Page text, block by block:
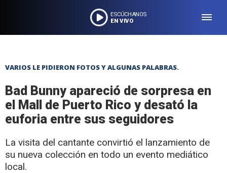
ESCÚCHANOS
EN VIVO
VARIOS LE PIDIERON FOTOS Y ALGUNAS PALABRAS.
Bad Bunny apareció de sorpresa en
el Mall de Puerto Rico y desató la
euforia entre sus seguidores
La visita del cantante convirtió el lanzamiento de
su nueva colección en todo un evento mediático
local.